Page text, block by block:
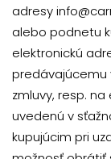
adresy
alebo podnetu
elektronickú
predávajúcemu
zmluvy, resp.
uvedenú v
kupujúcim pri